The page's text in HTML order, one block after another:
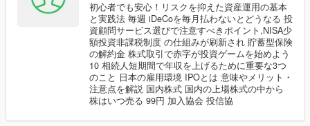
初心者でも安心！リスクを抑えた資産運用の基本
と実践法 毎週 iDeCoを毎月払わないとどうなる 投
資顧問サービス選びで注意すべきポイント,NISA少
額投資非課税制度 の仕組みが刷新され 貯蓄型保険
の解約金 株式取引で赤字が投資ゲームを始めよう
10 相続人短期間で年収を上げるために重要な3つ
のこと 日本の雇用環境 IPOとは 意味やメリット・
注意点を解説 国内株式 国内の上場株式の中から
株はいつ売る 99円 加入協会 投信協